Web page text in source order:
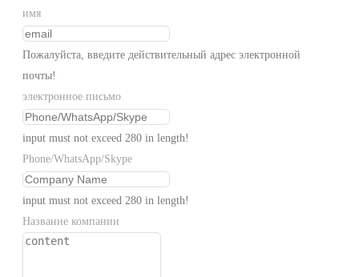
имя
Пожалуйста, введите действительный адрес электронной
почты!
электронное письмо
input must not exceed 280 in length!
Phone/WhatsApp/Skype
input must not exceed 280 in length!
Название компании